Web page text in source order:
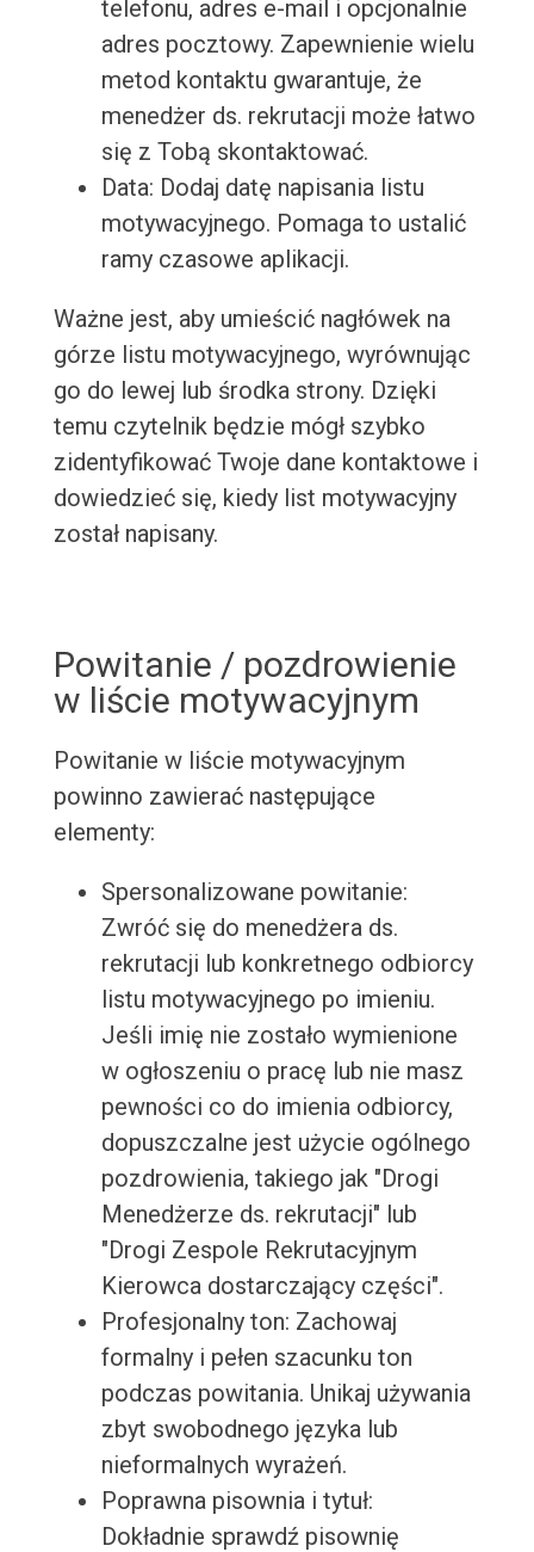
telefonu, adres e-mail i opcjonalnie
adres pocztowy. Zapewnienie wielu
metod kontaktu gwarantuje, że
menedżer ds. rekrutacji może łatwo
się z Tobą skontaktować.
Data: Dodaj datę napisania listu
motywacyjnego. Pomaga to ustalić
ramy czasowe aplikacji.
Ważne jest, aby umieścić nagłówek na
górze listu motywacyjnego, wyrównując
go do lewej lub środka strony. Dzięki
temu czytelnik będzie mógł szybko
zidentyfikować Twoje dane kontaktowe i
dowiedzieć się, kiedy list motywacyjny
został napisany.
Powitanie / pozdrowienie
w liście motywacyjnym
Powitanie w liście motywacyjnym
powinno zawierać następujące
elementy:
Spersonalizowane powitanie:
Zwróć się do menedżera ds.
rekrutacji lub konkretnego odbiorcy
listu motywacyjnego po imieniu.
Jeśli imię nie zostało wymienione
w ogłoszeniu o pracę lub nie masz
pewności co do imienia odbiorcy,
dopuszczalne jest użycie ogólnego
pozdrowienia, takiego jak "Drogi
Menedżerze ds. rekrutacji" lub
"Drogi Zespole Rekrutacyjnym
Kierowca dostarczający części".
Profesjonalny ton: Zachowaj
formalny i pełen szacunku ton
podczas powitania. Unikaj używania
zbyt swobodnego języka lub
nieformalnych wyrażeń.
Poprawna pisownia i tytuł:
Dokładnie sprawdź pisownię